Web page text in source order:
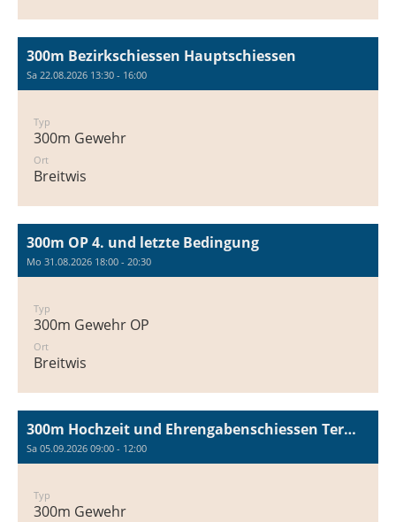
300m Bezirkschiessen Hauptschiessen
Sa 22.08.2026 13:30 - 16:00
Typ
300m Gewehr
Ort
Breitwis
300m OP 4. und letzte Bedingung
Mo 31.08.2026 18:00 - 20:30
Typ
300m Gewehr OP
Ort
Breitwis
300m Hochzeit und Ehrengabenschiessen Terminblocker
Sa 05.09.2026 09:00 - 12:00
Typ
300m Gewehr